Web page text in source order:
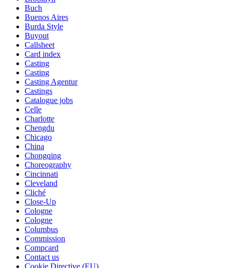
Buch
Buenos Aires
Burda Style
Buyout
Callsheet
Card index
Casting
Casting
Casting Agentur
Castings
Catalogue jobs
Celle
Charlotte
Chengdu
Chicago
China
Chongqing
Choreography
Cincinnati
Cleveland
Cliché
Close-Up
Cologne
Cologne
Columbus
Commission
Compcard
Contact us
Cookie Directive (EU)